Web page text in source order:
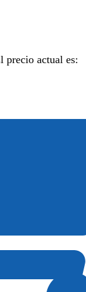
precio actual es: